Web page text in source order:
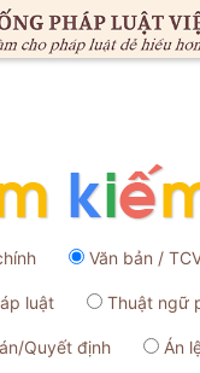
Văn bản /
luật Thuật ngữ
Quyết định Án